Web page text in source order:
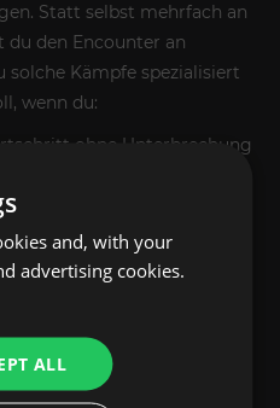
Statt selbst mehrfach an
du den Encounter an
solche Kämpfe spezialisiert
wenn du:
ohne Unterbrechung
Boss-Build vorbereitet
investieren
Spielfortschritts sauber
and, with your
advertising cookies.
ALL